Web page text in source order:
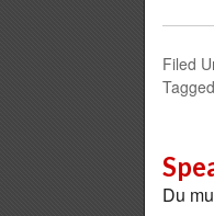
Filed
Du